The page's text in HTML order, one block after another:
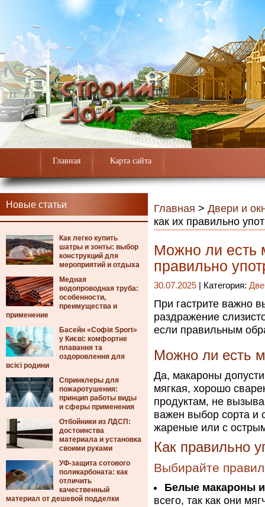
Главная Карта сайта
Новые статьи
Как легко купить
шатры и зонты: выбор
конструкций для
мероприятий и отдыха
Медная
водопроводная труба:
особенности,
преимущества и
применение
Басейн «Софія Sport»
у Києві: комфортне
плавання та
оздоровлення для
всієї родини
Спринклеры для
пожаротушения:
принцип работы виды
и сферы применения
Отбойники из ЛДСП:
достоинства
материала и установка
своими руками
УФ-защита сотового
поликарбоната: как
отличить
качественный
материал от дешевой подделки
Главная > Двери и
как их правильно
Можно ли есть
правильно
30.07.2025 | Категория:
При гастрите важно
раздражение
если правильным
Можно ли есть
Да, макароны
мягкая, хорошо
продуктам, не
важен выбор сорта и
жареные или с
Как правильно
Выбирайте
Белые макароны
всего, так как они